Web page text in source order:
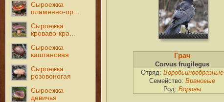
Сыроежка
пламенно-ор...
Сыроежка
кроваво-кра...
Сыроежка
каштановая
Сыроежка
розовоногая
Сыроежка
девичья
Грач
Corvus frugilegus
Отряд: Воробьинообразные
Семейство: Врановые
Род: Вороны